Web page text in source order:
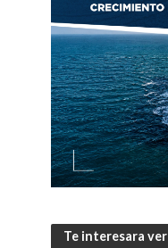
Te interesara ver